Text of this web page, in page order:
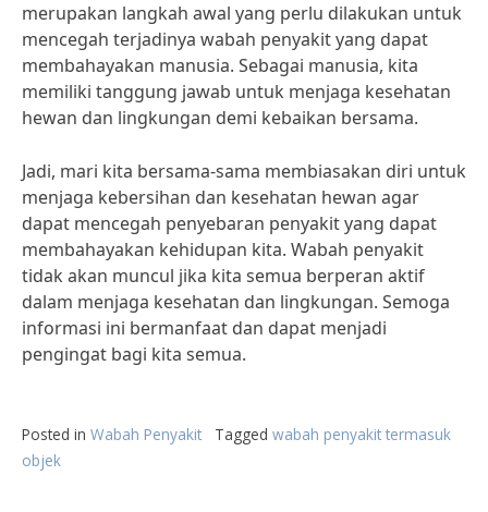
merupakan langkah awal yang perlu dilakukan untuk
mencegah terjadinya wabah penyakit yang dapat
membahayakan manusia. Sebagai manusia, kita
memiliki tanggung jawab untuk menjaga kesehatan
hewan dan lingkungan demi kebaikan bersama.
Jadi, mari kita bersama-sama membiasakan diri untuk
menjaga kebersihan dan kesehatan hewan agar
dapat mencegah penyebaran penyakit yang dapat
membahayakan kehidupan kita. Wabah penyakit
tidak akan muncul jika kita semua berperan aktif
dalam menjaga kesehatan dan lingkungan. Semoga
informasi ini bermanfaat dan dapat menjadi
pengingat bagi kita semua.
Posted in Wabah Penyakit Tagged wabah penyakit termasuk
objek